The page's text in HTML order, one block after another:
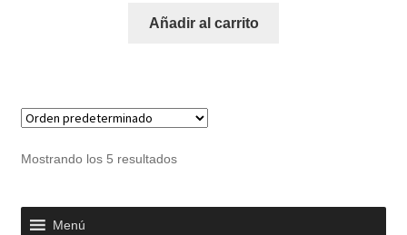
Añadir al carrito
Mostrando los 5 resultados
Menú